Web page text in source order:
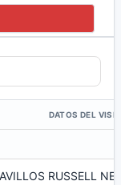
DATOS DEL
RUSSELL